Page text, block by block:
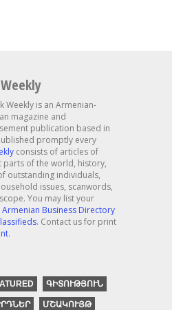
Weekly is an Armenian-
magazine and
publication based in
promptly every
consists of articles of
of the world, history,
outstanding individuals,
issues, scanwords,
You may list your
Armenian Business Directory
. Contact us for print
.
ԳԻՏՈՒԹՅՈՒՆ
ՄՇԱԿՈՒՅԹ